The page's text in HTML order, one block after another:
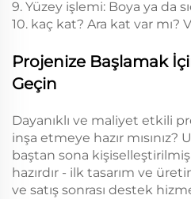
9. Yüzey işlemi: Boya ya da
10. kaç kat? Ara kat var mı?
Projenize Başlamak
Geçin
Dayanıklı ve maliyet etkili
inşa etmeye hazır
baştan sona
hazırdır - ilk tasarım ve
ve satış sonrası destek